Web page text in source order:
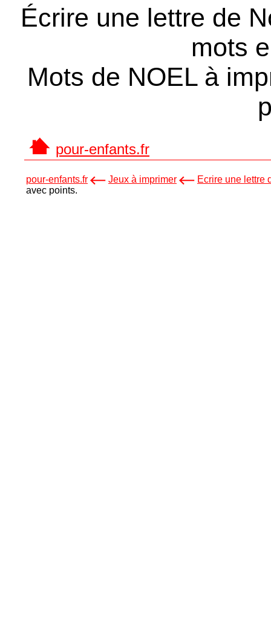
Écrire une lettre de
mots
Mots de NOEL à
pour-enfants.fr
pour-enfants.fr Jeux à imprimer
Ecrire une lettre
avec points.